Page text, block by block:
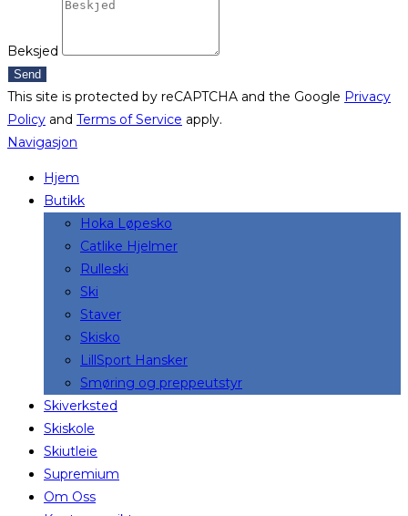
Beksjed
Send
This site is protected by reCAPTCHA and the Google Privacy
Policy and Terms of Service apply.
Navigasjon
Hjem
Butikk
Hoka Løpesko
Catlike Hjelmer
Rulleski
Ski
Staver
Skisko
LillSport Hansker
Smøring og preppeutstyr
Skiverksted
Skiskole
Skiutleie
Supremium
Om Oss